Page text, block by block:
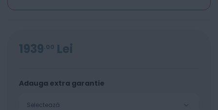
1939 00 Lei
Adauga extra garantie
Selectează